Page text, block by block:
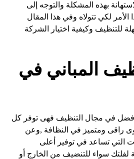
بهذه المشكلة والتوجه إلى
لكي تتولاه وفي هذا المقال
وكيفية اختيار الشركة
المباني في
في مجال التنظيف فهى توفر كل
راقى ومتميز في النظافة ,وعن
التي تساعد في توفير أعلى
لفلتك سواء للتنضيف من الخارج أو